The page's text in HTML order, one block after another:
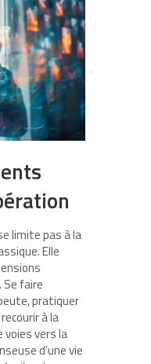
limite pas à la
Elle
faire
pratiquer
à la
vers la
d’une vie